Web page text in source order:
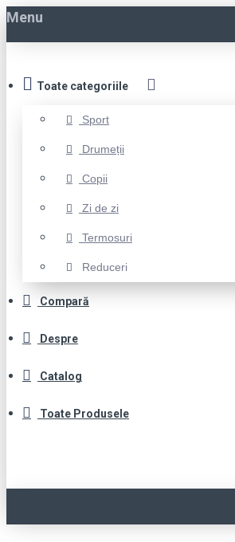
Menu
Toate categoriile
Sport
Drumeții
Copii
Zi de zi
Termosuri
Reduceri
Compară
Despre
Catalog
Toate Produsele